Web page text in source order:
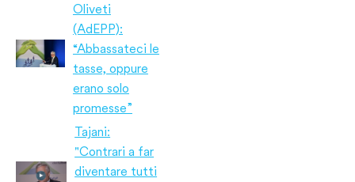
Oliveti
(AdEPP):
“Abbassateci le
tasse, oppure
erano solo
promesse”
Tajani:
"Contrari a far
diventare tutti